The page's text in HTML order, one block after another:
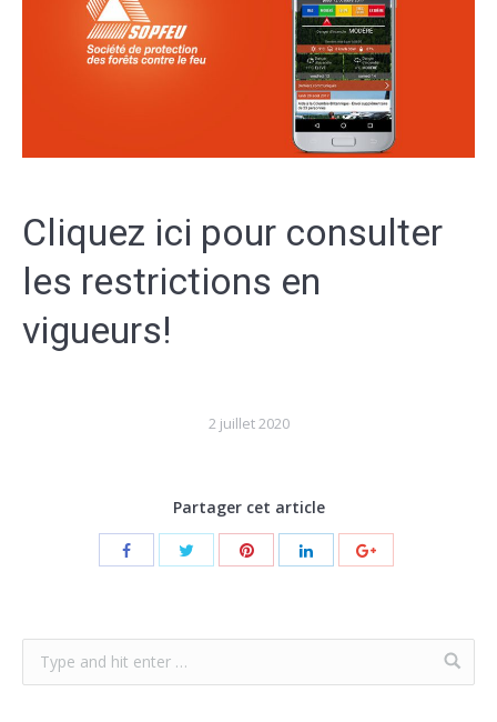
Cliquez ici pour consulter
les restrictions en
vigueurs!
2 juillet 2020
Partager cet article